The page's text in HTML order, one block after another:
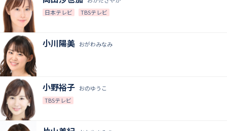
日本テレビ TBSテレビ
おがわみなみ
小川陽美
おのゆうこ
小野裕子
TBSテレビ